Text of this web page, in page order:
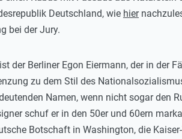
Deutschland, wie hier
bei der Jury.
der Berliner Egon Eiermann, der in der
zu dem Stil des
Namen, wenn nicht sogar den
schuf er in den 50er und 60ern
Botschaft in Washington, die